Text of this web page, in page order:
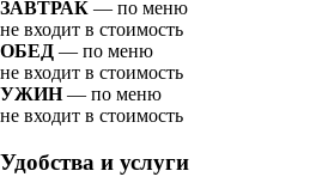
ЗАВТРАК — по меню
не входит в стоимость
ОБЕД — по меню
не входит в стоимость
УЖИН— по меню
не входит в стоимость
Удобства и услуги